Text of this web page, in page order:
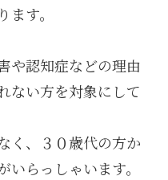
す。
や認知症などの理由
ない方を対象にして
く、３０歳代の方か
らっしゃいます。